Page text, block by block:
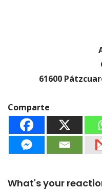
61600
Comparte
What's your